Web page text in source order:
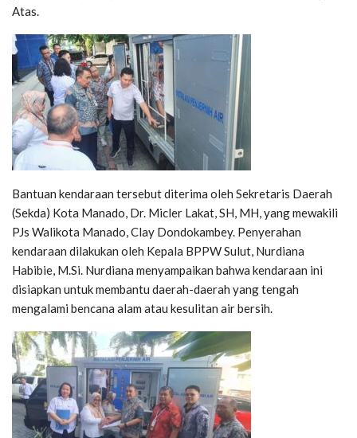
Atas.
Bantuan kendaraan tersebut diterima oleh Sekretaris Daerah
(Sekda) Kota Manado, Dr. Micler Lakat, SH, MH, yang mewakili
PJs Walikota Manado, Clay Dondokambey. Penyerahan
kendaraan dilakukan oleh Kepala BPPW Sulut, Nurdiana
Habibie, M.Si. Nurdiana menyampaikan bahwa kendaraan ini
disiapkan untuk membantu daerah-daerah yang tengah
mengalami bencana alam atau kesulitan air bersih.